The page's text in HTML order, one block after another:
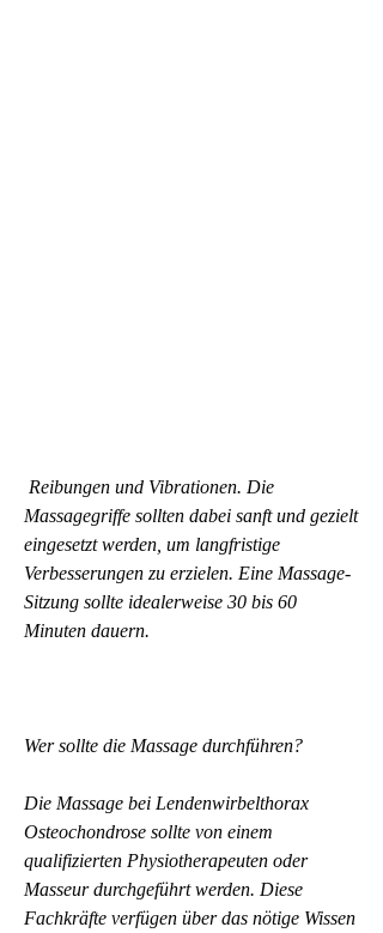
Massagegriffe sollten dabei sanft und gezielt
eingesetzt werden, um langfristige
Verbesserungen zu erzielen. Eine Massage-
Sitzung sollte idealerweise 30 bis 60
Minuten dauern.
Wer sollte die Massage durchführen?
Die Massage bei Lendenwirbelthorax
Osteochondrose sollte von einem
qualifizierten Physiotherapeuten oder
Masseur durchgeführt werden. Diese
Fachkräfte verfügen über das nötige Wissen